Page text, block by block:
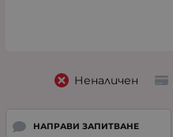
Неналичен
НАПРАВИ ЗАПИТВАНЕ